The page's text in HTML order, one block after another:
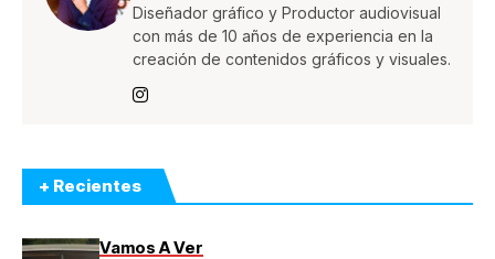
Diseñador gráfico y Productor audiovisual
con más de 10 años de experiencia en la
creación de contenidos gráficos y visuales.
+ Recientes
Vamos A Ver